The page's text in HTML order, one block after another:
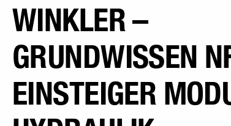
WINKLER –
GRUNDWISSEN
EINSTEIGER